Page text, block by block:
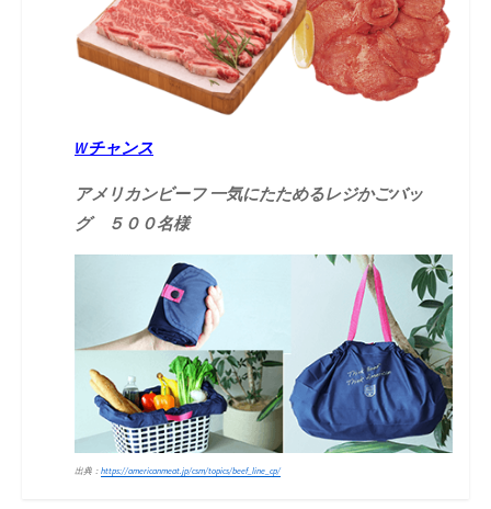
Wチャンス
アメリカンビーフ 一気にたためるレジかごバッ
グ ５００名様
出典： https://americanmeat.jp/csm/topics/beef_line_cp/